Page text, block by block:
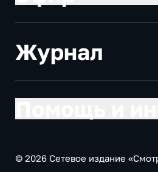
Журнал
© 2026 Сетевое издание